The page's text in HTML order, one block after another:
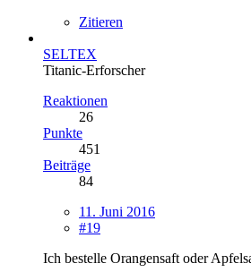
Zitieren
SELTEX
Titanic-Erforscher
Reaktionen
26
Punkte
451
Beiträge
84
11. Juni 2016
#19
Ich bestelle Orangensaft oder